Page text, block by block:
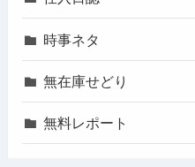
時事ネタ
無在庫せどり
無料レポート